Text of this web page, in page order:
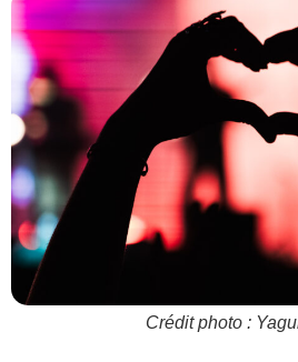
Crédit photo :